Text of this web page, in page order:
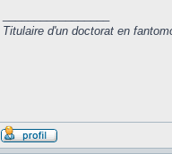
Titulaire d'un doctorat en